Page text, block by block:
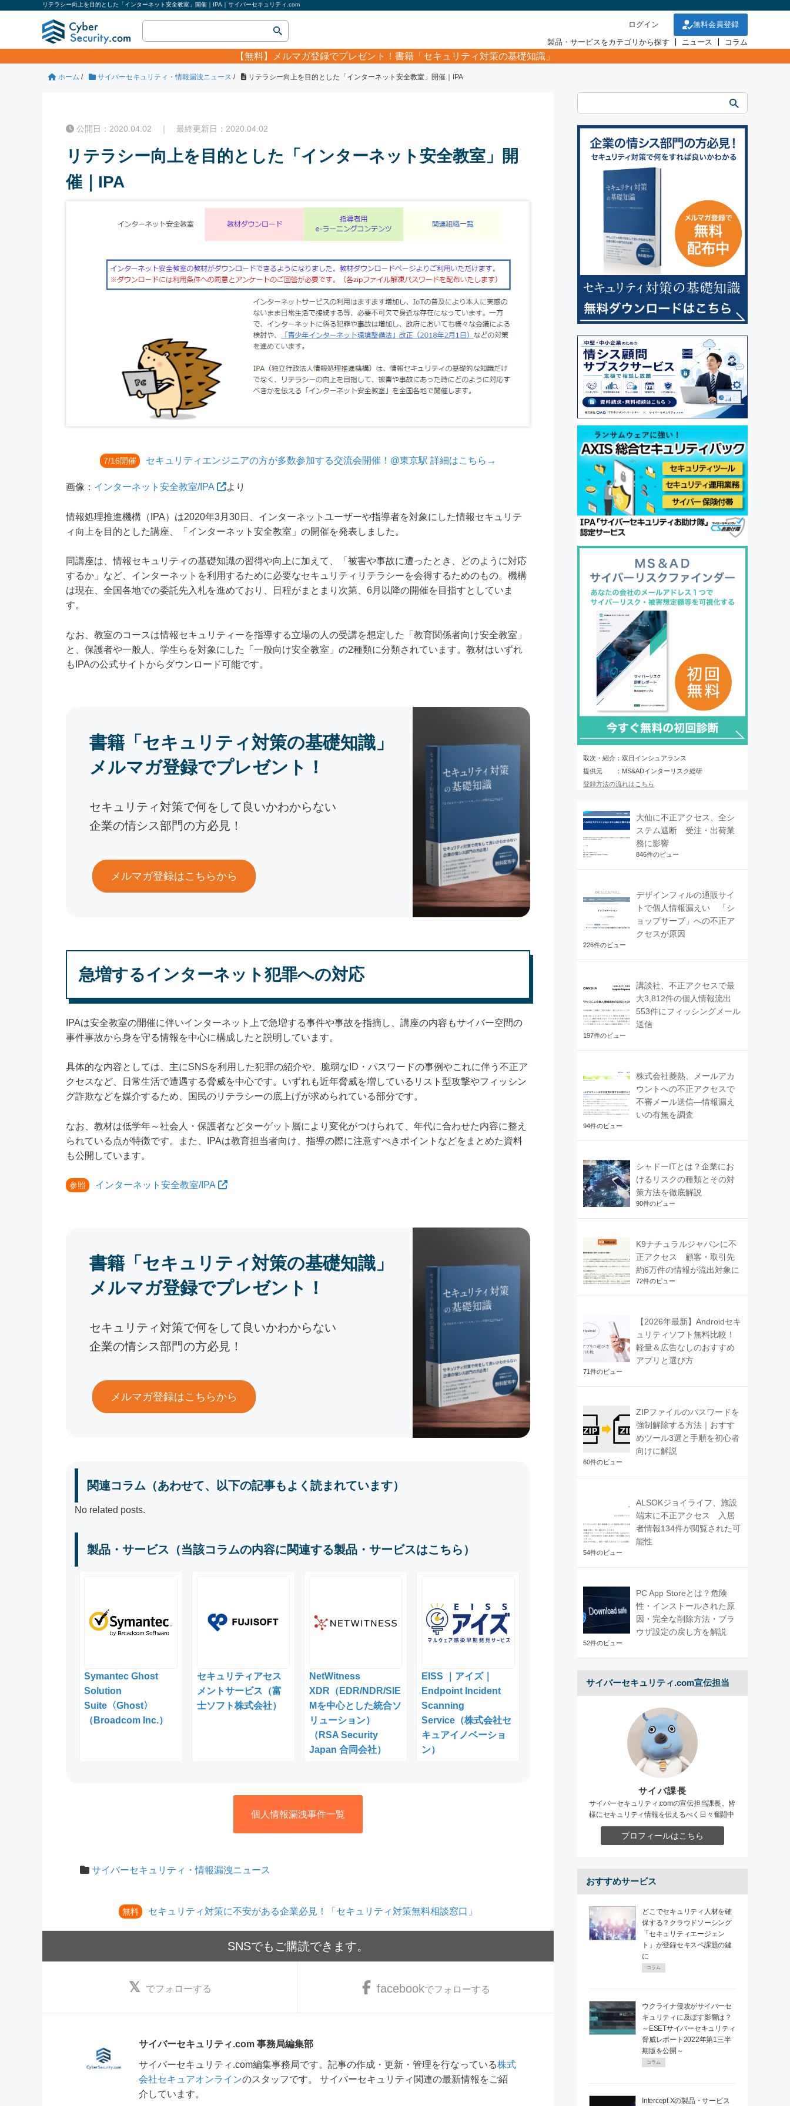
リテラシー向上を目的とした「インターネット安全教室」開催｜IPA｜サイバーセキュリティ.com
ログイン
無料会員登録
製品・サービスをカテゴリから探す
ニュース コラム
【無料】 メルマガ登録でプレゼント！書籍「セキュリティ対策の基礎知識」
ホーム / サイバーセキュリティ・情報漏洩ニュース / リテラシー向上を目的とした「インターネット安全教室」開催｜IPA
公開日：2020.04.02 ｜ 最終更新日：2020.04.02
リテラシー向上を目的とした「インターネット安全教室」開
催｜IPA
7/16開催 セキュリティエンジニアの方が多数参加する交流会開催！@東京駅 詳細はこちら→
画像： インターネット安全教室/IPA より
情報処理推進機構（IPA）は2020年3月30日、インターネットユーザーや指導者を対象にした情報セキュリテ
ィ向上を目的とした講座、「インターネット安全教室」の開催を発表しました。
同講座は、情報セキュリティの基礎知識の習得や向上に加えて、「被害や事故に遭ったとき、どのように対応
するか」など、インターネットを利用するために必要なセキュリティリテラシーを会得するためのもの。機構
は現在、全国各地での委託先入札を進めており、日程がまとまり次第、6月以降の開催を目指すとしていま
す。
なお、教室のコースは情報セキュリティーを指導する立場の人の受講を想定した「教育関係者向け安全教室」
と、保護者や一般人、学生らを対象にした「一般向け安全教室」の2種類に分類されています。教材はいずれ
もIPAの公式サイトからダウンロード可能です。
書籍「セキュリティ対策の基礎知識」
メルマガ登録でプレゼント！
セキュリティ対策で何をして良いかわからない
企業の情シス部門の方必見！
メルマガ登録はこちらから
急増するインターネット犯罪への対応
IPAは安全教室の開催に伴いインターネット上で急増する事件や事故を指摘し、講座の内容もサイバー空間の
事件事故から身を守る情報を中心に構成したと説明しています。
具体的な内容としては、主にSNSを利用した犯罪の紹介や、脆弱なID・パスワードの事例やこれに伴う不正ア
クセスなど、日常生活で遭遇する脅威を中心です。いずれも近年脅威を増しているリスト型攻撃やフィッシン
グ詐欺などを媒介するため、国民のリテラシーの底上げが求められている部分です。
なお、教材は低学年～社会人・保護者などターゲット層により変化がつけられて、年代に合わせた内容に整え
られている点が特徴です。また、IPAは教育担当者向け、指導の際に注意すべきポイントなどをまとめた資料
も公開しています。
参照 インターネット安全教室/IPA
書籍「セキュリティ対策の基礎知識」
メルマガ登録でプレゼント！
セキュリティ対策で何をして良いかわからない
企業の情シス部門の方必見！
メルマガ登録はこちらから
関連コラム（あわせて、以下の記事もよく読まれています）
No related posts.
製品・サービス（当該コラムの内容に関連する製品・サービスはこちら）
Symantec Ghost
Solution
Suite〈Ghost〉
（Broadcom Inc.）
セキュリティアセス
メントサービス（富
士ソフト株式会社）
NetWitness
XDR（EDR/NDR/SIE
Mを中心とした統合ソ
リューション）
（RSA Security
Japan 合同会社）
EISS ｜アイズ｜
Endpoint Incident
Scanning
Service（株式会社セ
キュアイノベーショ
ン）
個人情報漏洩事件一覧
サイバーセキュリティ・情報漏洩ニュース
無料 セキュリティ対策に不安がある企業必見！「セキュリティ対策無料相談窓口」
SNSでもご購読できます。
でフォローする facebookでフォローする
サイバーセキュリティ.com 事務局編集部
サイバーセキュリティ.com編集事務局です。記事の作成・更新・管理を行なっている株式
会社セキュアオンラインのスタッフです。 サイバーセキュリティ関連の最新情報をご紹
介しています。
取次・紹介：双日インシュアランス
提供元 ：MS&ADインターリスク総研
登録方法の流れはこちら
大仙に不正アクセス、全シ
ステム遮断 受注・出荷業
務に影響
846件のビュー
デザインフィルの通販サイ
トで個人情報漏えい 「シ
ョップサーブ」への不正ア
クセスが原因
226件のビュー
講談社、不正アクセスで最
大3,812件の個人情報流出
553件にフィッシングメール
送信
197件のビュー
株式会社菱熱、メールアカ
ウントへの不正アクセスで
不審メール送信―情報漏え
いの有無を調査
94件のビュー
シャドーITとは？企業にお
けるリスクの種類とその対
策方法を徹底解説
90件のビュー
K9ナチュラルジャパンに不
正アクセス 顧客・取引先
約6万件の情報が流出対象に
72件のビュー
【2026年最新】Androidセキ
ュリティソフト無料比較！
軽量＆広告なしのおすすめ
アプリと選び方
71件のビュー
ZIPファイルのパスワードを
強制解除する方法｜おすす
めツール3選と手順を初心者
向けに解説
60件のビュー
ALSOKジョイライフ、施設
端末に不正アクセス 入居
者情報134件が閲覧された可
能性
54件のビュー
PC App Storeとは？危険
性・インストールされた原
因・完全な削除方法・ブラ
ウザ設定の戻し方を解説
52件のビュー
サイバーセキュリティ.com宣伝担当
サイバ課長
サイバーセキュリティ.comの宣伝担当課長。皆
様にセキュリティ情報を伝えるべく日々奮闘中
プロフィールはこちら
おすすめサービス
どこでセキュリティ人材を確
保する？クラウドソーシング
「セキュリティエージェン
ト」が登録セキスペ課題の鍵
に
コラム
ウクライナ侵攻がサイバーセ
キュリティに及ぼす影響は？
～ESETサイバーセキュリティ
脅威レポート2022年第1三半
期版を公開～
コラム
Intercept Xの製品・サービス